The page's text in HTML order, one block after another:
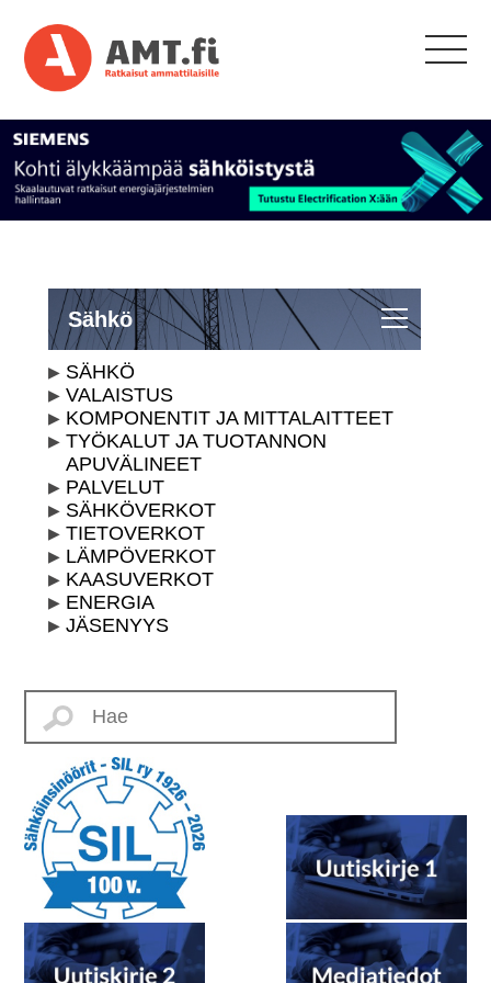
Sähkö
SÄHKÖ
VALAISTUS
KOMPONENTIT JA MITTALAITTEET
TYÖKALUT JA TUOTANNON
APUVÄLINEET
PALVELUT
SÄHKÖVERKOT
TIETOVERKOT
LÄMPÖVERKOT
KAASUVERKOT
ENERGIA
JÄSENYYS